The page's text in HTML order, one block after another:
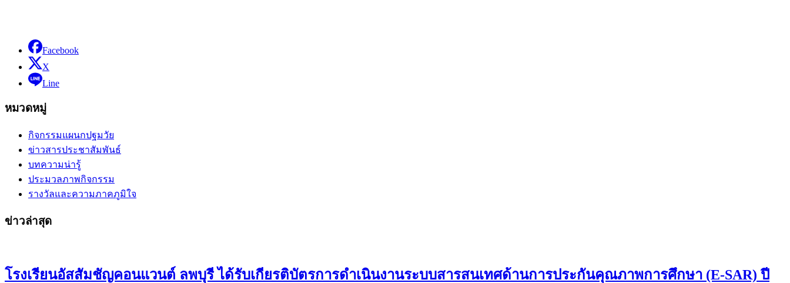
Facebook
X
Line
หมวดหมู่
กิจกรรมแผนกปฐมวัย
ข่าวสารประชาสัมพันธ์
บทความน่ารู้
ประมวลภาพกิจกรรม
รางวัลและความภาคภูมิใจ
ข่าวล่าสุด
โรงเรียนอัสสัมชัญคอนแวนต์ ลพบุรี ได้รับเกียรติบัตรการดำเนินงานระบบสารสนเทศด้านการประกันคุณภาพการศึกษา (E-SAR) ปี